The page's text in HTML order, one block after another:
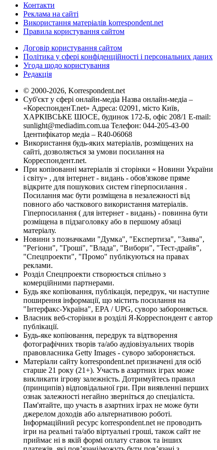
Контакти
Реклама на сайті
Використання матеріалів korrespondent.net
Правила користування сайтом
Договір користування сайтом
Політика у сфері конфіденційності і персональних даних
Угода щодо користування
Редакція
© 2000-2026, Korrespondent.net
Суб'єкт у сфері онлайн-медіа Назва онлайн-медіа –
«КореспонденТ.net» Адреса: 02091, місто Київ,
ХАРКІВСЬКЕ ШОСЕ, будинок 172-Б, офіс 208/1 E-mail:
sunlight@mediadim.com.ua Телефон: 044-205-43-00
Ідентифікатор медіа – R40-06068
Використання будь-яких матеріалів, розміщених на
сайті, дозволяється за умови посилання на
Корреспондент.net.
При копіюванні матеріалів зі сторінки « Новини України
і світу» , для інтернет - видань - обов'язкове пряме
відкрите для пошукових систем гіперпосилання .
Посилання має бути розміщена в незалежності від
повного або часткового використання матеріалів.
Гіперпосилання ( для інтернет - видань) - повинна бути
розміщена в підзаголовку або в першому абзаці
матеріалу.
Новини з позначками "Думка", "Експертиза", "Заява",
"Регіони", "Гроші", "Влада", "Вибори", "Тест-драйв",
"Спецпроекти", "Промо" публікуються на правах
реклами.
Розділ Спецпроекти створюється спільно з
комерційними партнерами.
Будь яке копіювання, публікація, передрук, чи наступне
поширення інформації, що містить посилання на
"Інтерфакс-Україна", EPA / UPG, суворо забороняється.
Власник веб-сторінки в розділі Я-Корреспондент є автор
публікації.
Будь-яке копіювання, передрук та відтворення
фотографічних творів та/або аудіовізуальних творів
правовласника Getty Images - суворо забороняється.
Матеріали сайту korrespondent.net призначені для осіб
старше 21 року (21+). Участь в азартних іграх може
викликати ігрову залежність. Дотримуйтесь правил
(принципів) відповідальної гри. При виявленні перших
ознак залежності негайно зверніться до спеціаліста.
Пам'ятайте, що участь в азартних іграх не може бути
джерелом доходів або альтернативою роботі.
Інформаційний ресурс korrespondent.net не проводить
ігри на реальні та/або віртуальні гроші, також сайт не
приймає ні в якій формі оплату ставок та інших